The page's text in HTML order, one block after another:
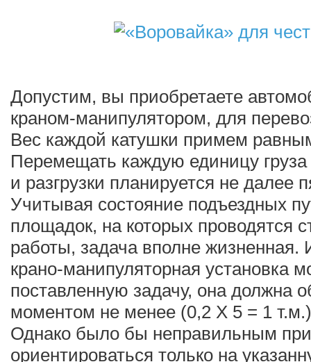
Допустим, вы приобретаете
краном-манипулятором, для
Вес каждой катушки примем
Перемещать каждую единицу груза
и разгрузки планируется не
Учитывая состояние подъездных
площадок, на которых проводятся
работы, задача вполне жизненная.
крано-манипуляторная установка
поставленную задачу, она должна
моментом не менее (0,2 Х 5 = 1
Однако было бы неправильным
ориентироваться только на